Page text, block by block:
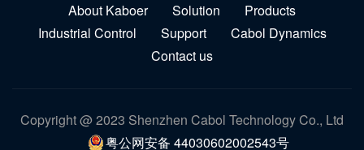
About Kaboer Solution
Products
Industrial Control
Support
Cabol Dynamics
Contact us
Copyright @ 2023 Shenzhen Cabol Technology Co., Ltd
粤公网安备 44030602002543号